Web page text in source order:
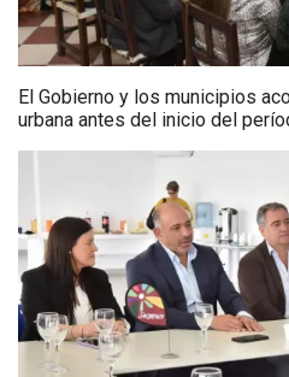
El Gobierno y los municipios
urbana antes del inicio del